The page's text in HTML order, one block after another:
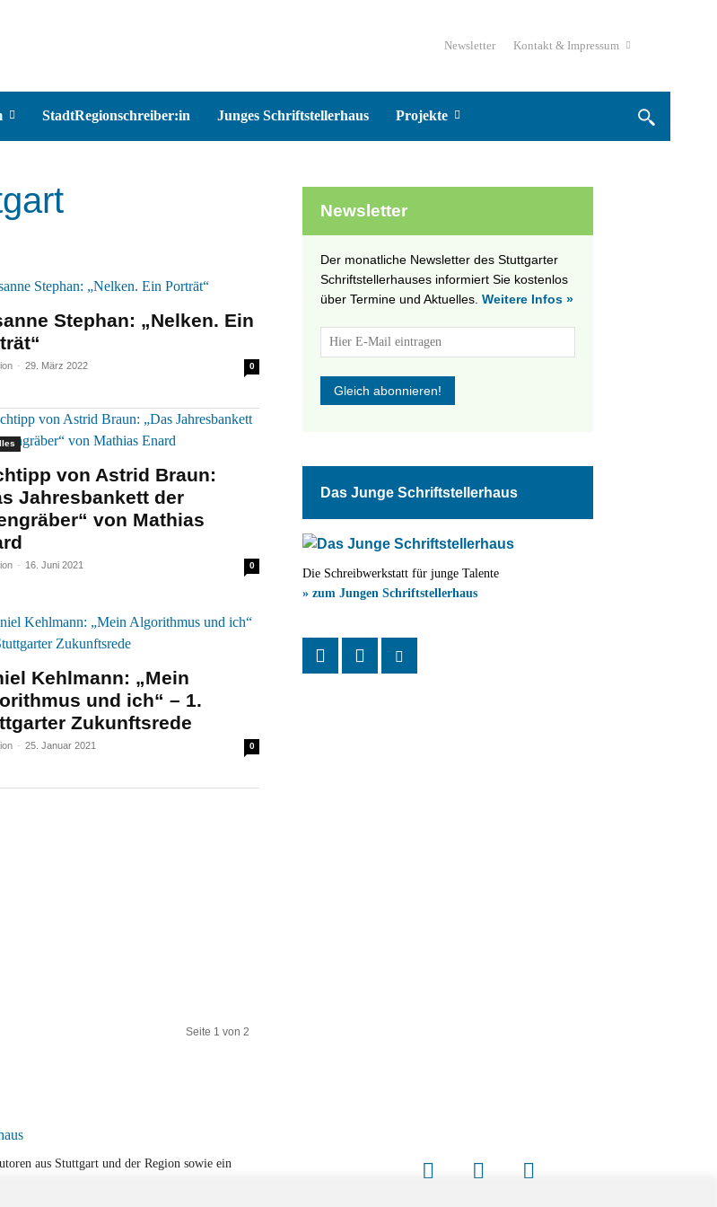
Newsletter Kontakt & Impressum
StadtRegionschreiber:in Junges Schriftstellerhaus Projekte
Stephan: „Nelken. Ein
- 29. März 2022 0
von Astrid Braun:
Jahresbankett der
von Mathias
- 16. Juni 2021 0
Kehlmann: „Mein
und ich“ – 1.
Zukunftsrede
- 25. Januar 2021 0
Seite 1 von 2
Newsletter
Der monatliche Newsletter des Stuttgarter
Schriftstellerhauses informiert Sie kostenlos
über Termine und Aktuelles. Weitere Infos »
Das Junge Schriftstellerhaus
Die Schreibwerkstatt für junge Talente
» zum Jungen Schriftstellerhaus
aus Stuttgart und der Region sowie ein